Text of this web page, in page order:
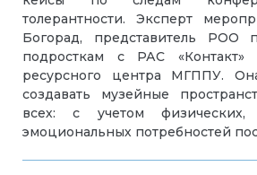
толерантности. Эксперт
Богорад, представитель
подросткам с РАС «Контакт»
ресурсного центра МГППУ.
создавать музейные
всех: с учетом
эмоциональных потребностей